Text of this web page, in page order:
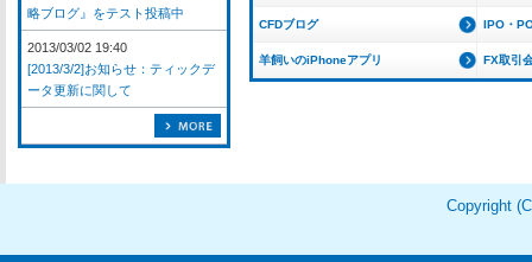
CFDブログ IPO・
羊飼いのiPhoneアプリ FX取引
略ブログ』をテスト投稿中
2013/03/02 19:40
[2013/3/2]お知らせ：ティックデ
ータ更新に関して
Copyright